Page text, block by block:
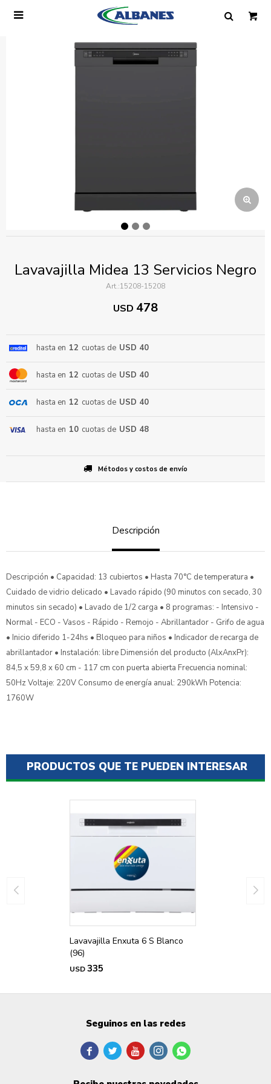

Lavavajilla Midea 13 Servicios Negro
15208-15208
USD 478
hasta en 12 cuotas de USD 40
hasta en 12 cuotas de USD 40
hasta en 12 cuotas de USD 40
hasta en 10 cuotas de USD 48
Métodos y costos de envío
Descripción
Descripción • Capacidad: 13 cubiertos • Hasta 70°C de temperatura •
Cuidado de vidrio delicado • Lavado rápido (90 minutos con secado, 30
minutos sin secado) • Lavado de 1/2 carga • 8 programas: - Intensivo -
Normal - ECO - Vasos - Rápido - Remojo - Abrillantador - Grifo de agua
• Inicio diferido 1-24hs • Bloqueo para niños • Indicador de recarga de
abrillantador • Instalación: libre Dimensión del producto (AlxAnxPr):
84,5 x 59,8 x 60 cm - 117 cm con puerta abierta Frecuencia nominal:
50Hz Voltaje: 220V Consumo de energía anual: 290kWh Potencia:
1760W
PRODUCTOS QUE TE PUEDEN INTERESAR
Lavavajilla Enxuta 6 S Blanco
(96)
USD 335
Ingresa tus datos y te informaremos cuando
tengamos stock disponible.
ENVIAR
Seguinos en las redes
    